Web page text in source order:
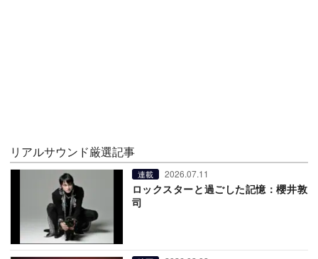
リアルサウンド厳選記事
連載 2026.07.11
ロックスターと過ごした記憶：櫻井敦
司